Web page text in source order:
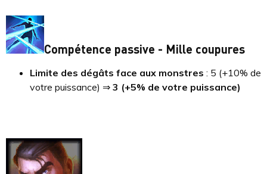
Compétence passive - Mille coupures
Limite des dégâts face aux monstres : 5 (+10% de
votre puissance) ⇒ 3 (+5% de votre puissance)